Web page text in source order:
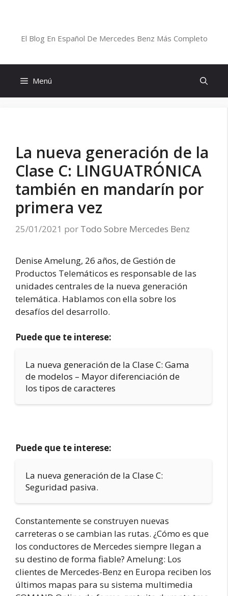
El Blog En Español De Mercedes Benz Más Completo
Menú
La nueva generación de la
Clase C: LINGUATRÓNICA
también en mandarín por
primera vez
25/01/2021 por Todo Sobre Mercedes Benz
Denise Amelung, 26 años, de Gestión de
Productos Telemáticos es responsable de las
unidades centrales de la nueva generación
telemática. Hablamos con ella sobre los
desafíos del desarrollo.
Puede que te interese:
La nueva generación de la Clase C: Gama
de modelos – Mayor diferenciación de
los tipos de caracteres
Puede que te interese:
La nueva generación de la Clase C:
Seguridad pasiva.
Constantemente se construyen nuevas
carreteras o se cambian las rutas. ¿Cómo es que
los conductores de Mercedes siempre llegan a
su destino de forma fiable? Amelung: Los
clientes de Mercedes-Benz en Europa reciben los
últimos mapas para su sistema multimedia